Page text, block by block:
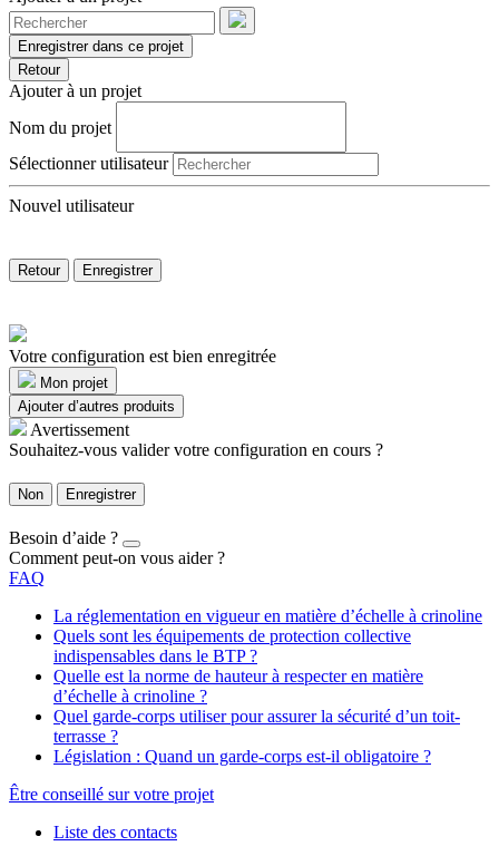
Enregistrer dans ce projet
Retour
Ajouter à un projet
Nom du projet
Sélectionner utilisateur
Nouvel utilisateur
Retour Enregistrer
Votre configuration est bien enregitrée
Mon projet
Ajouter d’autres produits
Avertissement
Souhaitez-vous valider votre configuration en cours ?
Non Enregistrer
Besoin d’aide ?
Comment peut-on vous aider ?
FAQ
La réglementation en vigueur en matière d’échelle à crinoline
Quels sont les équipements de protection collective
indispensables dans le BTP ?
Quelle est la norme de hauteur à respecter en matière
d’échelle à crinoline ?
Quel garde-corps utiliser pour assurer la sécurité d’un toit-
terrasse ?
Législation : Quand un garde-corps est-il obligatoire ?
Être conseillé sur votre projet
Liste des contacts